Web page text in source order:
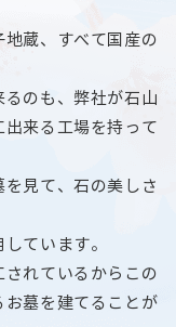
蔵、すべて国産の
のも、弊社が石山
来る工場を持って
見て、石の美しさ
ています。
れているからこの
お墓を建てることが